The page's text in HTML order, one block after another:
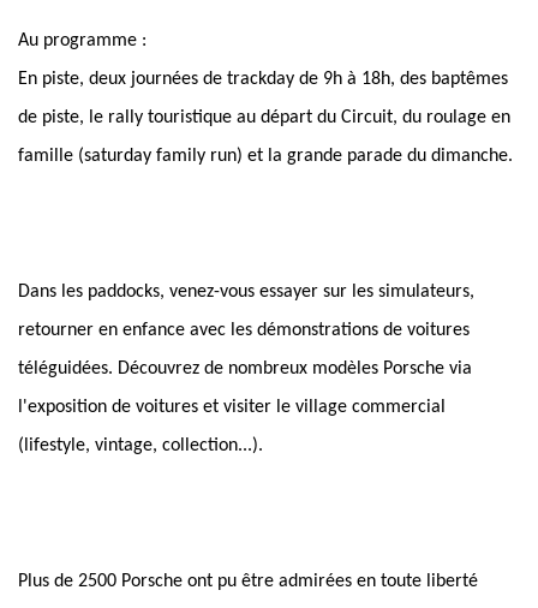
Au programme :
En piste, deux journées de trackday de 9h à 18h, des baptêmes
de piste, le rally touristique au départ du Circuit, du roulage en
famille (saturday family run) et la grande parade du dimanche.
Dans les paddocks, venez-vous essayer sur les simulateurs,
retourner en enfance avec les démonstrations de voitures
téléguidées. Découvrez de nombreux modèles Porsche via
l'exposition de voitures et visiter le village commercial
(lifestyle, vintage, collection...).
Plus de 2500 Porsche ont pu être admirées en toute liberté